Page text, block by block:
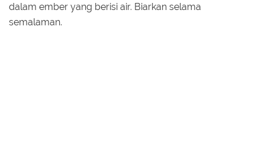
dalam ember yang berisi air. Biarkan selama
semalaman.